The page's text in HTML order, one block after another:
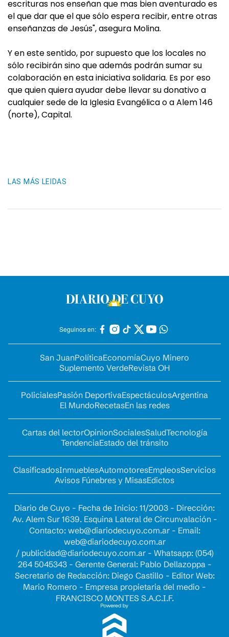
escrituras nos enseñan que mas bien aventurado es
el que dar que el que sólo espera recibir, entre otras
enseñanzas de Jesús", asegura Molina.
Y en este sentido, por supuesto que los locales no
sólo recibirán sino que además podrán sumar su
colaboración en esta iniciativa solidaria. Es por eso
que quien quiera ayudar debe llevar su donativo a
cualquier sede de la Iglesia Evangélica o a Alem 146
(norte), Capital.
LAS MÁS LEIDAS
Seguinos en:
San JuanPolíticaEconomíaCuyo Minero
Suplemento VerdeRevista OH
PolicialesPasión DeportivaEspectáculosArgentina
El MundoRecetasEn las redes
Cartas del lectorOpinionSocialesSaludTecnología
TendenciaEstado del tránsito
ClasificadosInmueblesAutomotoresEmpleosServicios
Avisos Fúnebres y MisasEdictos
Diario de Cuyo - Fecha de Inicio: 11/2003 - Dirección:
Av. Alem Sur 1639. Esquina Lateral de Circunvalación -
Contacto: web@diariodecuyo.com.ar- Email:
web@diariodecuyo.com.ar
/ publicidad@diariodecuyo.com.ar- Whatsapp: (054)
264 5045343 - Gerente General: Pablo Dellazoppa -
Secretario de Redacción: Diego Castillo - Editor Web:
Mario Romero - Empresa propietaria del medio -
FRANCISCO MONTES S.A.C.I.F.